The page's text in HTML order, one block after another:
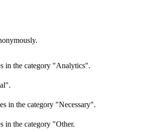
in the category "Analytics".
in the category "Necessary".
in the category "Other.